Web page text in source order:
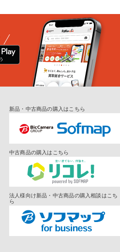
新品・中古商品の購入はこちら
中古商品の購入はこちら
法人様向け新品・中古商品の購入相談はこち
ら